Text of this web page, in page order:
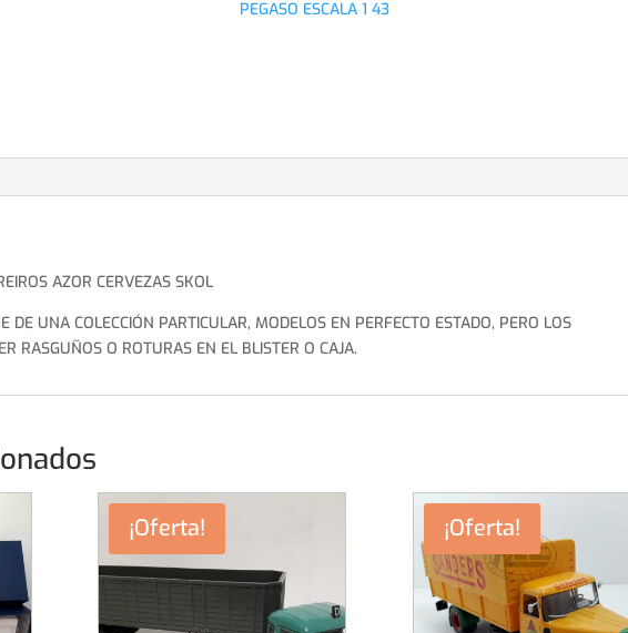
PEGASO ESCALA 1 43
AZOR CERVEZAS SKOL
DE UNA COLECCIÓN PARTICULAR, MODELOS EN PERFECTO ESTADO, PERO LOS
RASGUÑOS O ROTURAS EN EL BLISTER O CAJA.
¡Oferta! ¡Oferta!